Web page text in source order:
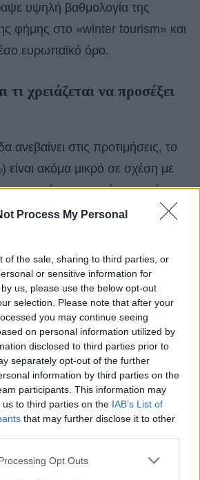
Process My Personal
of the sale, sharing to third parties, or
or sensitive information for
us, please use the below opt-out
selection. Please note that after your
you may continue seeing
on personal information utilized by
disclosed to third parties prior to
separately opt-out of the further
information by third parties on the
participants. This information may
to third parties on the IAB’s List of
that may further disclose it to other
website/app uses one or more Google
Opt Outs
υψηλή βαθμολογία της
φήμης στο «winter tourism» και
ευρωπαϊκό όρο.
τι χρειάζεται να προσέξει
ανεβαίνει στις προτιμήσεις, το
είναι ακόμα μικρό σε σχέση με
— επομένως υπάρχει
προώθηση του
και ανάπτυξη
δεν επιχειρούν μόνο καλοκαίρι.
ταξιδιωτών αλλάζουν —
εμπειρίες, ασφάλεια, καλή αξία
πρέπει να προσαρμοστεί.
αυξημένης ζήτησης είναι
αποφευχθούν προβλήματα όπως
στη φύση και τον